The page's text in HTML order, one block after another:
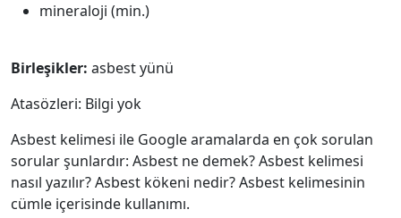
mineraloji (min.)
Birleşikler: asbest yünü
Atasözleri: Bilgi yok
Asbest kelimesi ile Google aramalarda en çok sorulan
sorular şunlardır: Asbest ne demek? Asbest kelimesi
nasıl yazılır? Asbest kökeni nedir? Asbest kelimesinin
cümle içerisinde kullanımı.